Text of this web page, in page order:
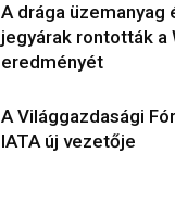
A drága üzemanyag
jegyárak rontották a
eredményét
A Világgazdasági
IATA új vezetője